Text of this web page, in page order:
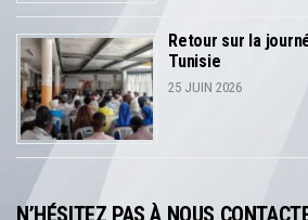
Retour sur la
Tunisie
25 JUIN 2026
N’HÉSITEZ PAS À NOUS